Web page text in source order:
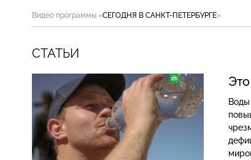
Видео программы «СЕГОДНЯ В САНКТ-ПЕТЕРБУРГЕ»
СТАТЬИ